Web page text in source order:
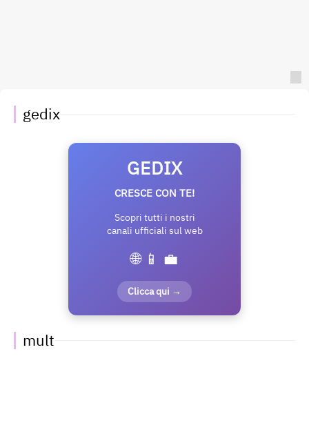
gedix
GEDIX
CRESCE CON TE!
Scopri tutti i nostri
canali ufficiali sul web
🌐 📱 💼
Clicca qui →
mult